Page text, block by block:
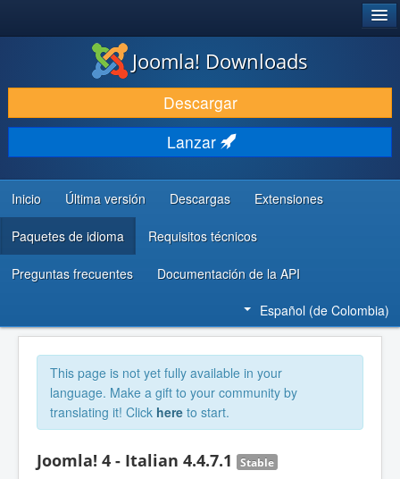
DESCARGAR
DESCUBRE Y APRENDE
COMUNIDAD Y AYUDA
RECURSOS PARA DESARROLLADORES
Joomla! Downloads
Descargar
Lanzar
Inicio Última versión Descargas Extensiones
Paquetes de idioma Requisitos técnicos
Preguntas frecuentes Documentación de la API
Español (de Colombia)
This page is not yet fully available in your
language. Make a gift to your community by
translating it! Click here to start.
Joomla! 4 - Italian 4.4.7.1 Stable